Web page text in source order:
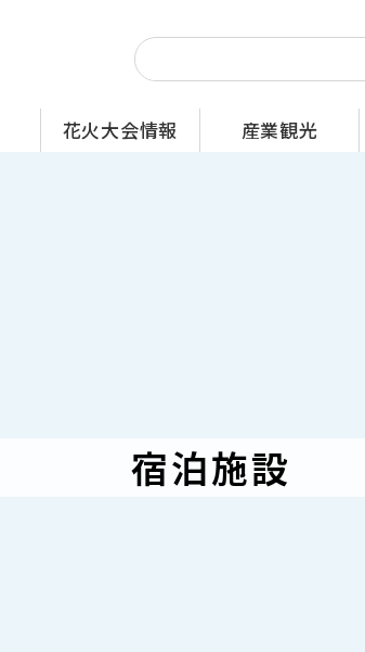
花火大会情報 産業観光
宿泊施設